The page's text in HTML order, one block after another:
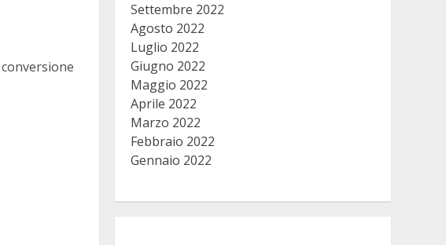
Settembre 2022
Agosto 2022
Luglio 2022
Giugno 2022
Maggio 2022
Aprile 2022
Marzo 2022
Febbraio 2022
Gennaio 2022